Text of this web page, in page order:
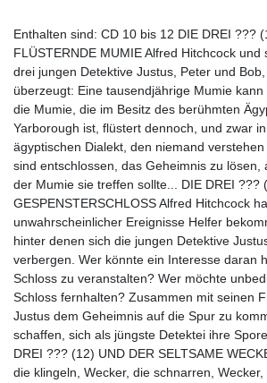
Enthalten sind: CD 10 bis 12 DIE DREI ???
FLÜSTERNDE MUMIE Alfred Hitchcock
drei jungen Detektive Justus, Peter und
überzeugt: Eine tausendjährige Mumie
die Mumie, die im Besitz des berühmten
Yarborough ist, flüstert dennoch, und zwar
ägyptischen Dialekt, den niemand
sind entschlossen, das Geheimnis zu lösen,
der Mumie sie treffen sollte... DIE DREI ???
GESPENSTERSCHLOSS Alfred Hitchcock
unwahrscheinlicher Ereignisse Helfer
hinter denen sich die jungen Detektive
verbergen. Wer könnte ein Interesse daran
Schloss zu veranstalten? Wer möchte
Schloss fernhalten? Zusammen mit seinen
Justus dem Geheimnis auf die Spur zu
schaffen, sich als jüngste Detektei ihre
DREI ??? (12) UND DER SELTSAME
die klingeln, Wecker, die schnarren,